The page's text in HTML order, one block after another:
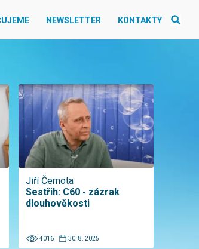
NEWSLETTER KONTAKTY
Jiří Černota
Sestřih: C60 - zázrak
dlouhověkosti
4016 30. 8. 2025